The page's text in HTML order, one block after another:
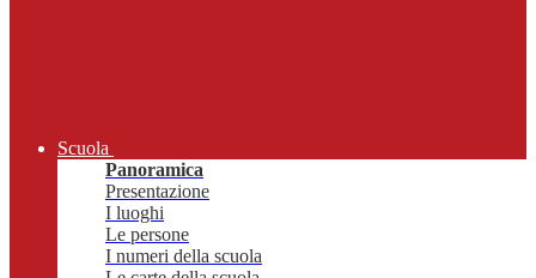
Scuola
Panoramica
Presentazione
I luoghi
Le persone
I numeri della scuola